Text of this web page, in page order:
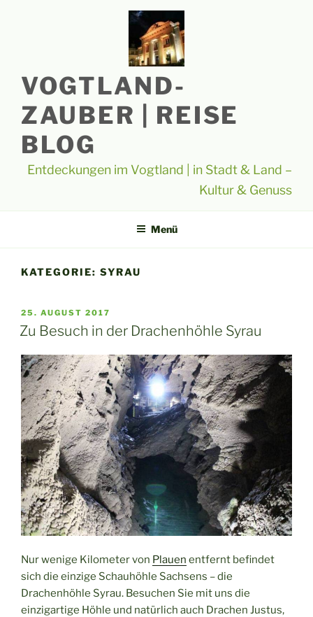
VOGTLAND-
ZAUBER | REISE
BLOG
Entdeckungen im Vogtland | in Stadt & Land –
Kultur & Genuss
Menü
KATEGORIE: SYRAU
VERÖFFENTLICHT
AM
25. AUGUST 2017
Zu Besuch in der Drachenhöhle Syrau
Nur wenige Kilometer von Plauen entfernt befindet
sich die einzige Schauhöhle Sachsens – die
Drachenhöhle Syrau. Besuchen Sie mit uns die
einzigartige Höhle und natürlich auch Drachen Justus,